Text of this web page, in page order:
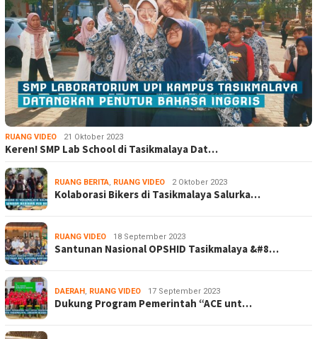
RUANG VIDEO 21 Oktober 2023
Keren! SMP Lab School di Tasikmalaya Dat…
RUANG BERITA, RUANG VIDEO 2 Oktober 2023
Kolaborasi Bikers di Tasikmalaya Salurka…
RUANG VIDEO 18 September 2023
Santunan Nasional OPSHID Tasikmalaya &#8…
DAERAH, RUANG VIDEO 17 September 2023
Dukung Program Pemerintah “ACE unt…